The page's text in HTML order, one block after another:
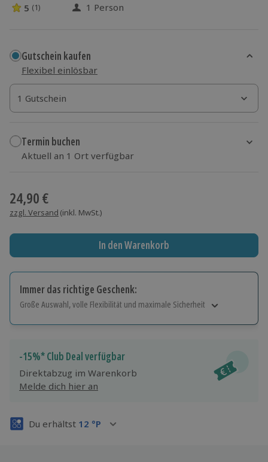
5 Sterne von 5 aus 1 Bewertungen
5 (1) 1 Person
Gutschein kaufen
Flexibel einlösbar
1 Gutschein
1 Gutschein
1 Gutschein
Termin buchen
Aktuell an 1 Ort verfügbar
24,90 €
zzgl. Versand (inkl. MwSt.)
In den Warenkorb
Immer das richtige Geschenk:
Große Auswahl, volle Flexibilität und maximale Sicherheit
Jeder Gutschein für alle Erlebnisse einlösbar.
Maximale Sicherheit
3 Jahre gültig & verlängerbar.
-15%* Club Deal verfügbar
Direktabzug im Warenkorb
Melde dich hier an
Du erhältst 12 °P